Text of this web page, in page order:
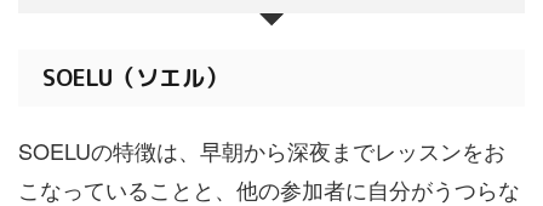
SOELU（ソエル）
SOELUの特徴は、早朝から深夜までレッスンをお
こなっていることと、他の参加者に自分がうつらな